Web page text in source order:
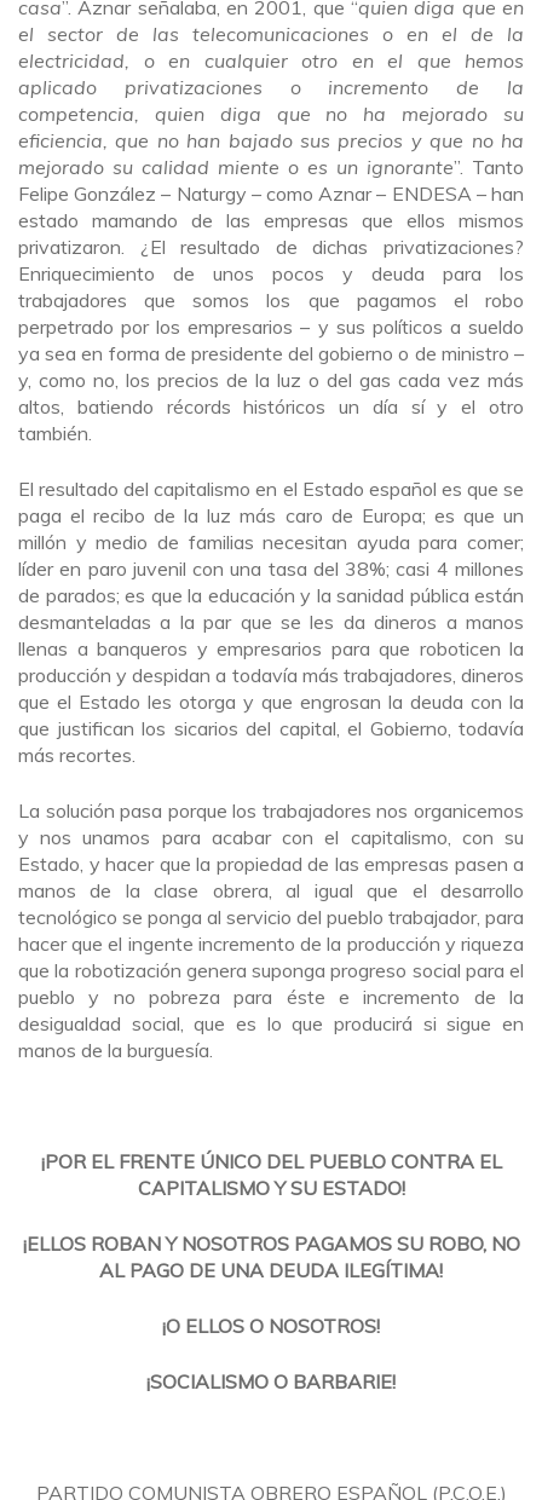
casa”. Aznar señalaba, en 2001, que “quien diga que en
el sector de las telecomunicaciones o en el de la
electricidad, o en cualquier otro en el que hemos
aplicado privatizaciones o incremento de la
competencia, quien diga que no ha mejorado su
eficiencia, que no han bajado sus precios y que no ha
mejorado su calidad miente o es un ignorante”. Tanto
Felipe González – Naturgy – como Aznar – ENDESA – han
estado mamando de las empresas que ellos mismos
privatizaron. ¿El resultado de dichas privatizaciones?
Enriquecimiento de unos pocos y deuda para los
trabajadores que somos los que pagamos el robo
perpetrado por los empresarios – y sus políticos a sueldo
ya sea en forma de presidente del gobierno o de ministro –
y, como no, los precios de la luz o del gas cada vez más
altos, batiendo récords históricos un día sí y el otro
también.
El resultado del capitalismo en el Estado español es que se
paga el recibo de la luz más caro de Europa; es que un
millón y medio de familias necesitan ayuda para comer;
líder en paro juvenil con una tasa del 38%; casi 4 millones
de parados; es que la educación y la sanidad pública están
desmanteladas a la par que se les da dineros a manos
llenas a banqueros y empresarios para que roboticen la
producción y despidan a todavía más trabajadores, dineros
que el Estado les otorga y que engrosan la deuda con la
que justifican los sicarios del capital, el Gobierno, todavía
más recortes.
La solución pasa porque los trabajadores nos organicemos
y nos unamos para acabar con el capitalismo, con su
Estado, y hacer que la propiedad de las empresas pasen a
manos de la clase obrera, al igual que el desarrollo
tecnológico se ponga al servicio del pueblo trabajador, para
hacer que el ingente incremento de la producción y riqueza
que la robotización genera suponga progreso social para el
pueblo y no pobreza para éste e incremento de la
desigualdad social, que es lo que producirá si sigue en
manos de la burguesía.
¡POR EL FRENTE ÚNICO DEL PUEBLO CONTRA EL
CAPITALISMO Y SU ESTADO!
¡ELLOS ROBAN Y NOSOTROS PAGAMOS SU ROBO, NO
AL PAGO DE UNA DEUDA ILEGÍTIMA!
¡O ELLOS O NOSOTROS!
¡SOCIALISMO O BARBARIE!
PARTIDO COMUNISTA OBRERO ESPAÑOL (P.C.O.E.)